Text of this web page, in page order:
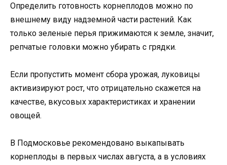
Определить готовность корнеплодов можно по
внешнему виду надземной части растений. Как
только зеленые перья прижимаются к земле, значит,
репчатые головки можно убирать с грядки.
Если пропустить момент сбора урожая, луковицы
активизируют рост, что отрицательно скажется на
качестве, вкусовых характеристиках и хранении
овощей.
В Подмосковье рекомендовано выкапывать
корнеплоды в первых числах августа, а в условиях